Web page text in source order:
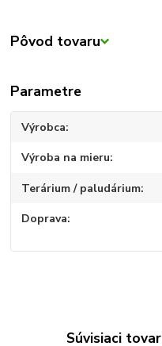
Pôvod tovaru
Parametre
Výrobca
Výroba na mieru
Terárium / paludárium
Doprava
Súvisiaci tovar